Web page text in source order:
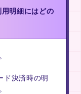
明細にはどの
ド決済時の明